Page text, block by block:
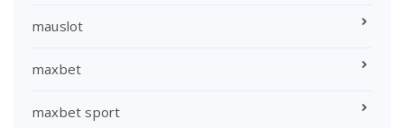
mauslot
maxbet
maxbet sport